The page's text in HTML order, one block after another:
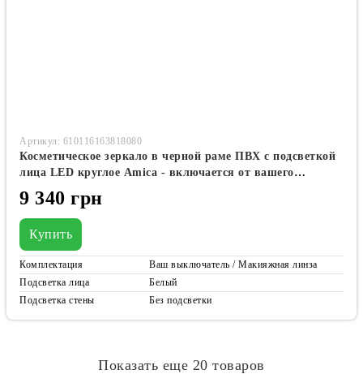
Артикул: 610116163818080
Косметическое зеркало в черной раме ПВХ с подсветкой
лица LED круглое Amica - включается от вашего
выключателя имеет линзу с подсветкой #alf
9 340 грн
Купить
Комплектация
Ваш выключатель / Макияжная линза
Подсветка лица
Белый
Подсветка стены
Без подсветки
Показать еще 20 товаров